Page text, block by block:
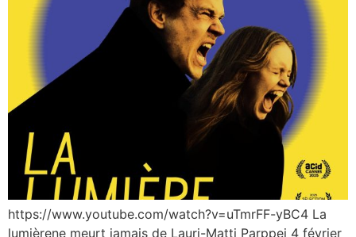
https://www.youtube.com/watch?v=uTmrFF-yBC4 La
lumièrene meurt jamais de Lauri-Matti Parppei 4 février